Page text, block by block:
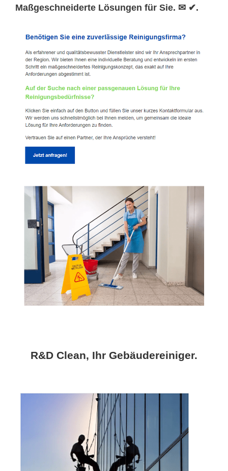
Maßgeschneiderte Lösungen für Sie. ✉ ✔.
R&D Clean, Ihr Gebäudereiniger.